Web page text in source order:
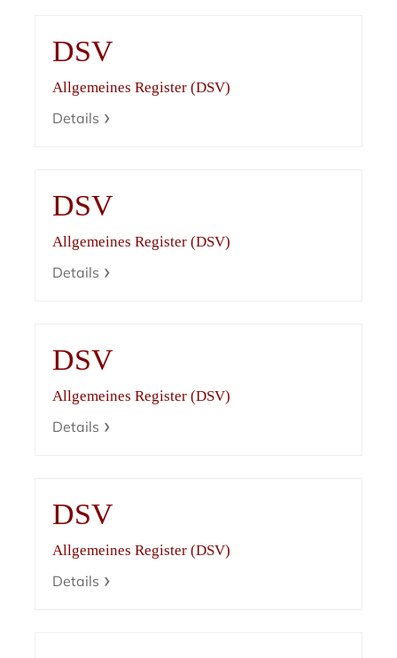
DSV
Allgemeines Register (DSV)
Details
DSV
Allgemeines Register (DSV)
Details
DSV
Allgemeines Register (DSV)
Details
DSV
Allgemeines Register (DSV)
Details